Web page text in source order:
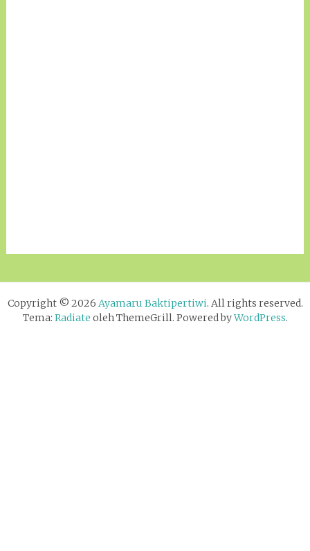
Copyright © 2026 Ayamaru Baktipertiwi. All rights reserved.
Tema: Radiate oleh ThemeGrill. Powered byWordPress.